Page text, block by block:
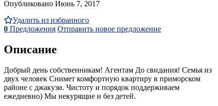
Опубликовано Июнь 7, 2017
Удалить из избранного
0 Предложения Отправить новое предложение
Описание
Добрый день собственникам! Агентам До свидания! Семья из
двух человек Снимет комфортную квартиру в приморском
районе с джакузи. Чистоту и порядок поддерживаем
ежедневно) Мы некурящие и без детей.